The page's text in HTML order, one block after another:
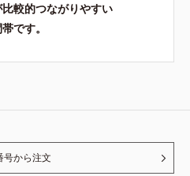
較的つながりやすい
です。
号から注文